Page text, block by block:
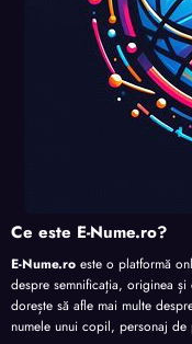
Ce este E-Nume.ro?
E-Nume.ro este o platformă
despre semnificația, originea
dorește să afle mai multe
numele unui copil, personaj de